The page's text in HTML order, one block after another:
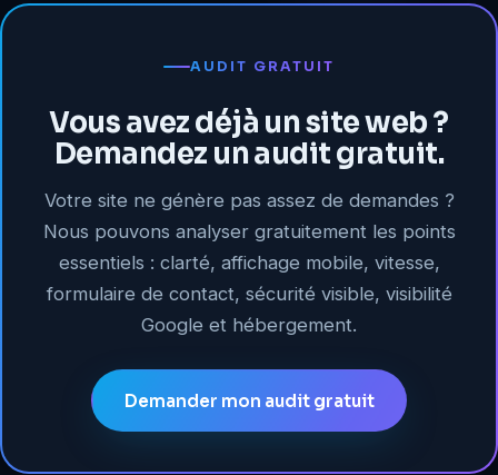
AUDIT GRATUIT
Vous avez déjà un site web ?
Demandez un audit gratuit.
Votre site ne génère pas assez de demandes ?
Nous pouvons analyser gratuitement les points
essentiels : clarté, affichage mobile, vitesse,
formulaire de contact, sécurité visible, visibilité
Google et hébergement.
Demander mon audit gratuit